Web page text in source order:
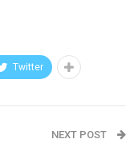
Twitter
NEXT POST